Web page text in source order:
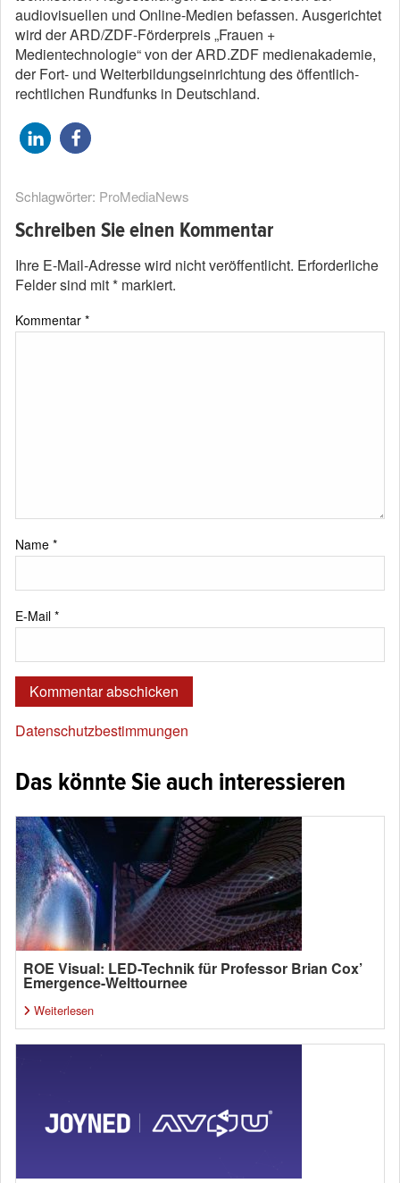
audiovisuellen und Online-Medien befassen. Ausgerichtet
wird der ARD/ZDF-Förderpreis „Frauen +
Medientechnologie“ von der ARD.ZDF medienakademie,
der Fort- und Weiterbildungseinrichtung des öffentlich-
rechtlichen Rundfunks in Deutschland.
Schlagwörter: ProMediaNews
Schreiben Sie einen Kommentar
Ihre E-Mail-Adresse wird nicht veröffentlicht. Erforderliche
Felder sind mit* markiert.
Kommentar *
Name *
E-Mail *
Datenschutzbestimmungen
Das könnte Sie auch interessieren
ROE Visual: LED-Technik für Professor Brian Cox’
Emergence-Welttournee
Weiterlesen